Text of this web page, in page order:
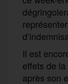
Il est
effets de
après son